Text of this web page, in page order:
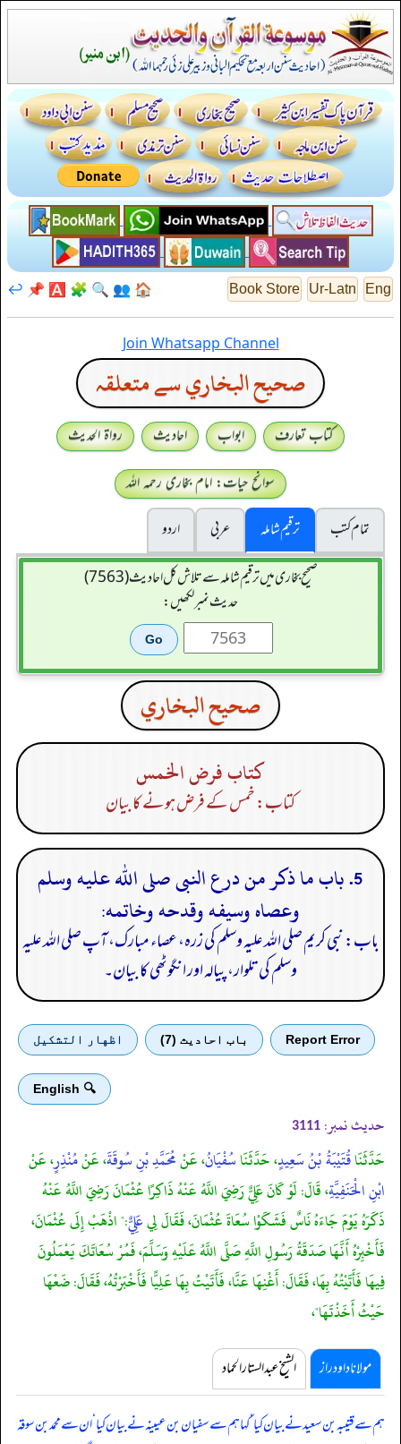
Eng
Ur-Latn
Book Store
🏠
👥
🔍
🧩
🅰️
📌
↩️
Join Whatsapp Channel
صحيح البخاري سے متعلقہ
کتاب تعارف ابواب احادیث
رواۃ الحدیث
سوانح حیات: امام بخاری رحمہ اللہ
تمام کتب
ترقیم شاملہ عربی
اردو
صحیح بخاری میں ترقیم شاملہ سے تلاش کل احادیث (7563)
حدیث نمبر لکھیں:
صحيح البخاري
كتاب فرض الخمس
کتاب: خمس کے فرض ہونے کا بیان
5. باب ما ذكر من درع النبى صلى الله عليه وسلم
وعصاه وسيفه وقدحه وخاتمه:
باب: نبی کریم صلی اللہ علیہ وسلم کی زرہ، عصاء مبارک، آپ صلی اللہ علیہ
وسلم کی تلوار، پیالہ اور انگوٹھی کا بیان۔
Report Error باب احادیث (7) اظهار التشكيل
🔍 English
حدیث نمبر: 3111
حَدَّثَنَاقُتَيْبَةُ بْنُ سَعِيدٍ، حَدَّثَنَاسُفْيَانُ، عَنْمُحَمَّدِ بْنِ سُوقَةَ، عَنْمُنْذِرٍ، عَنْ
ابْنِ الْحَنَفِيَّةِ، قَالَ: لَوْ كَانَ عَلِيٌّ رَضِيَ اللَّهُ عَنْهُ ذَاكِرًا عُثْمَانَ رَضِيَ اللَّهُ عَنْهُ
ذَكَرَهُ يَوْمَ جَاءَهُ نَاسٌ فَشَكَوْا سُعَاةَ عُثْمَانَ، فَقَالَ لِيعَلِيٌّ:" اذْهَبْ إِلَى عُثْمَانَ،
فَأَخْبِرْهُ أَنَّهَا صَدَقَةُ رَسُولِ اللَّهِ صَلَّى اللَّهُ عَلَيْهِ وَسَلَّمَ، فَمُرْ سُعَاتَكَ يَعْمَلُونَ
فِيهَا فَأَتَيْتُهُ بِهَا، فَقَالَ: أَغْنِهَا عَنَّا، فَأَتَيْتُ بِهَا عَلِيًّا فَأَخْبَرْتُهُ، فَقَالَ: ضَعْهَا
حَيْثُ أَخَذْتَهَا"،
مولانا داود راز الشیخ عبدالستار الحماد
ہم سے قتیبہ بن سعید نے بیان کیا ‘ کہا ہم سے سفیان بن عیینہ نے بیان کیا ‘ ان سے محمد بن سوقہ